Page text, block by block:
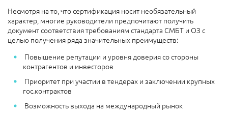
Несмотря на то, что сертификация носит необязательный
характер, многие руководители предпочитают получить
документ соответствия требованиям стандарта СМБТ и ОЗ с
целью получения ряда значительных преимуществ:
Повышение репутации и уровня доверия со стороны
контрагентов и инвесторов
Приоритет при участии в тендерах и заключении крупных
гос.контрактов
Возможность выхода на международный рынок